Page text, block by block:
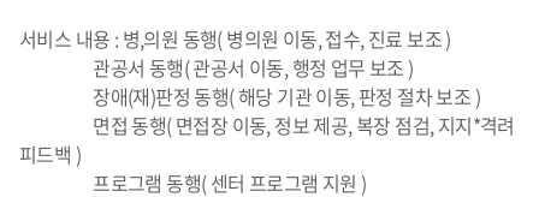
서비스 내용 : 병,의원 동행( 병의원 이동, 접수, 진료 보조 )
관공서 동행( 관공서 이동, 행정 업무 보조 )
장애(재)판정 동행(해당 기관 이동, 판정 절차 보조 )
면접 동행( 면접장 이동, 정보 제공, 복장 점검, 지지*격려
피드백 )
프로그램 동행( 센터 프로그램 지원 )